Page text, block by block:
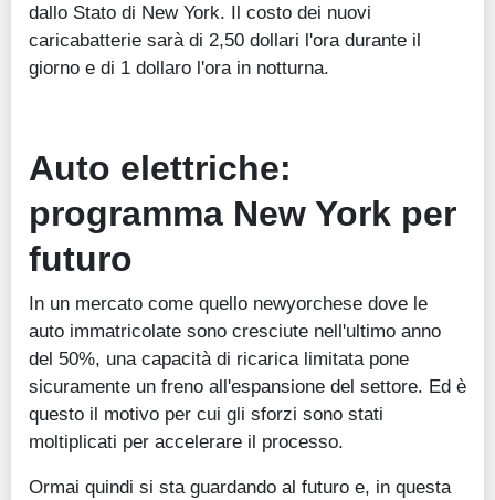
dallo Stato di New York. Il costo dei nuovi
caricabatterie sarà di 2,50 dollari l'ora durante il
giorno e di 1 dollaro l'ora in notturna.
Auto elettriche:
programma New York per
futuro
In un mercato come quello newyorchese dove le
auto immatricolate sono cresciute nell'ultimo anno
del 50%, una capacità di ricarica limitata pone
sicuramente un freno all'espansione del settore. Ed è
questo il motivo per cui gli sforzi sono stati
moltiplicati per accelerare il processo.
Ormai quindi si sta guardando al futuro e, in questa